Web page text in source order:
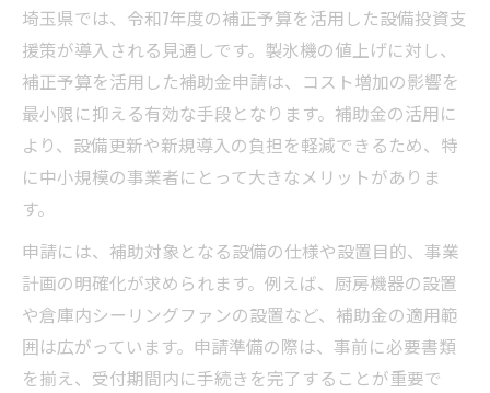
埼玉県では、令和7年度の補正予算を活用した設備投資支
援策が導入される見通しです。製氷機の値上げに対し、
補正予算を活用した補助金申請は、コスト増加の影響を
最小限に抑える有効な手段となります。補助金の活用に
より、設備更新や新規導入の負担を軽減できるため、特
に中小規模の事業者にとって大きなメリットがありま
す。
申請には、補助対象となる設備の仕様や設置目的、事業
計画の明確化が求められます。例えば、厨房機器の設置
や倉庫内シーリングファンの設置など、補助金の適用範
囲は広がっています。申請準備の際は、事前に必要書類
を揃え、受付期間内に手続きを完了することが重要で